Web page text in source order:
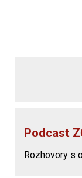
Podcast
Rozhovory s